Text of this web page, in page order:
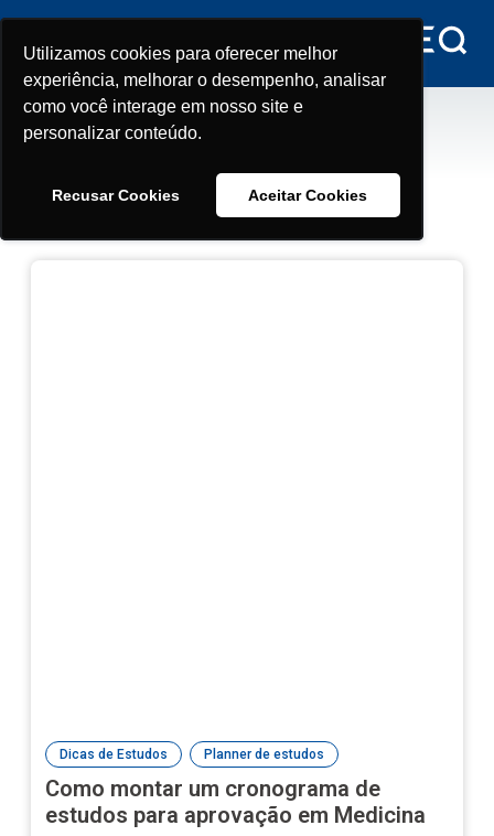
Utilizamos cookies para oferecer melhor
experiência, melhorar o desempenho, analisar
como você interage em nosso site e
personalizar conteúdo.
Recusar Cookies Aceitar Cookies
Utilizamos cookies para oferecer melhor
experiência, melhorar o desempenho, analisar
como você interage em nosso site e
personalizar conteúdo.
Recusar Cookies Aceitar Cookies
Newsletter
Dicas de Estudos , Planner de estudos
Como montar um cronograma de
estudos para aprovação em Medicina